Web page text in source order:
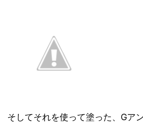
そしてそれを使って塗った、Gア